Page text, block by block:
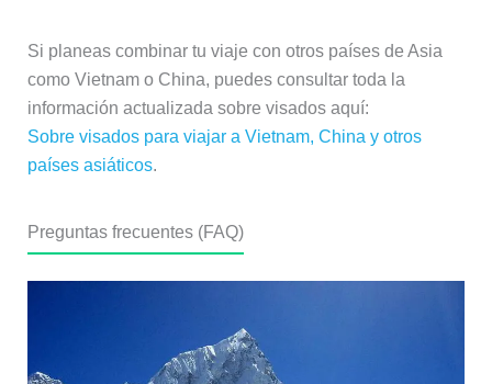
Si planeas combinar tu viaje con otros países de Asia
como Vietnam o China, puedes consultar toda la
información actualizada sobre visados aquí:
Sobre visados para viajar a Vietnam, China y otros
países asiáticos.
Preguntas frecuentes (FAQ)